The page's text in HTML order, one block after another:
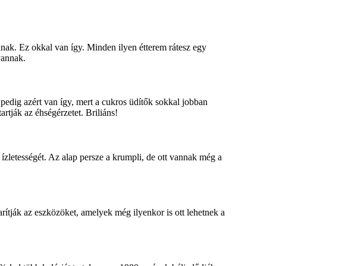
Ez okkal van így. Minden ilyen étterem rátesz egy
azért van így, mert a cukros üdítők sokkal jobban
az éhségérzetet. Briliáns!
Az alap persze a krumpli, de ott vannak még a
az eszközöket, amelyek még ilyenkor is ott lehetnek a